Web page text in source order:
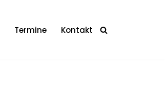
Termine Kontakt